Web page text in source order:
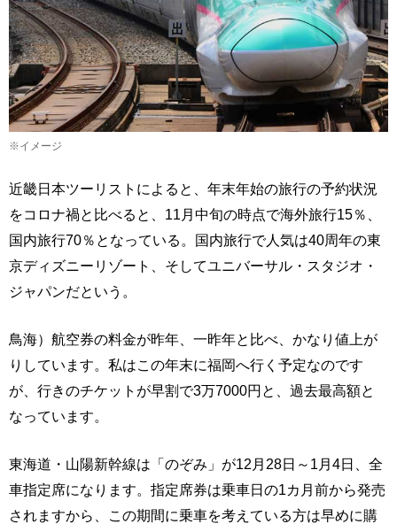
※イメージ
近畿日本ツーリストによると、年末年始の旅行の予約状況
をコロナ禍と比べると、11月中旬の時点で海外旅行15％、
国内旅行70％となっている。国内旅行で人気は40周年の東
京ディズニーリゾート、そしてユニバーサル・スタジオ・
ジャパンだという。
鳥海）航空券の料金が昨年、一昨年と比べ、かなり値上が
りしています。私はこの年末に福岡へ行く予定なのです
が、行きのチケットが早割で3万7000円と、過去最高額と
なっています。
東海道・山陽新幹線は「のぞみ」が12月28日～1月4日、全
車指定席になります。指定席券は乗車日の1カ月前から発売
されますから、この期間に乗車を考えている方は早めに購